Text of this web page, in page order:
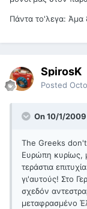
Πάντα το'λεγα: Άμα
SpirosK
Posted
On 10/1/
The Greeks don't
Ευρώπη κυρίως,
τεράστια
γι'αυτούς! Στο
σχεδόν
μεταφρασμένο